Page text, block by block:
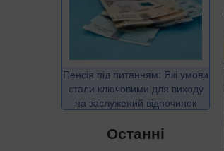
Пенсія під питанням: Які умови
стали ключовими для виходу
на заслужений відпочинок
Останні